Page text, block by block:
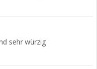
sehr würzig